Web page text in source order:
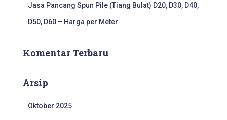
Jasa Pancang Spun Pile (Tiang Bulat) D20, D30, D40,
D50, D60 – Harga per Meter
Komentar Terbaru
Arsip
Oktober 2025